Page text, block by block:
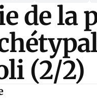
de la
(2/2)